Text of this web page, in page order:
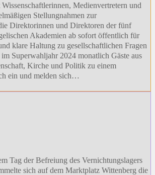
Medienvertretern und
Stellungnahmen zur
Direktorinnen und Direktoren der fünf
Akademien ab sofort öffentlich für
klare Haltung zu gesellschaftlichen Fragen
Superwahljahr 2024 monatlich Gäste aus
Kirche und Politik zu einem
ein und melden sich…
Tag der Befreiung des Vernichtungslagers
sich auf dem Marktplatz Wittenberg die